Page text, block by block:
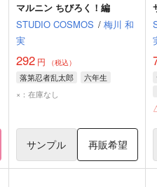
マルニン ちびろく！編
STUDIO COSMOS / 梅川 和
実
292円 （税込）
落第忍者乱太郎
六年生
×：在庫なし
サンプル 再販希望